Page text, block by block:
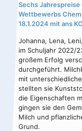
Kalender
Kontakte /
Sekretariat
Sechs
Wettbewerbs
18.1.2024 mit ans
Johanna, Lena,
im Schuljahr 2022/
großem Erfolg
durchgeführt.
mit
stellten sie
die Eigenschaften
gingen sie den
Milch und
Grund.